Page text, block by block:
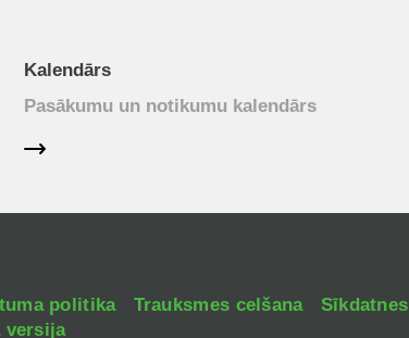
Kalendārs
Pasākumu un notikumu kalendārs
politika Trauksmes celšana
Sīkdatnes
versija